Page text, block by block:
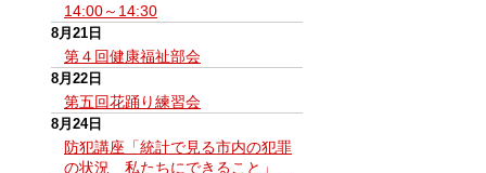
14:00～14:30
8月21日
第４回健康福祉部会
8月22日
第五回花踊り練習会
8月24日
防犯講座「統計で見る市内の犯罪
の状況 私たちにできること」